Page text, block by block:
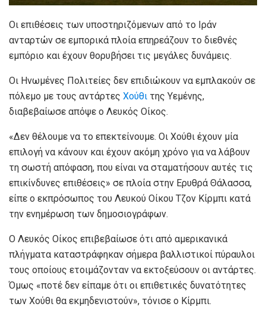
Οι επιθέσεις των υποστηριζόμενων από το Ιράν
ανταρτών σε εμπορικά πλοία επηρεάζουν το διεθνές
εμπόριο και έχουν θορυβήσει τις μεγάλες δυνάμεις.
Οι Ηνωμένες Πολιτείες δεν επιδιώκουν να εμπλακούν σε
πόλεμο με τους αντάρτες Χούθι της Υεμένης,
διαβεβαίωσε απόψε ο Λευκός Οίκος.
«Δεν θέλουμε να το επεκτείνουμε. Οι Χούθι έχουν μία
επιλογή να κάνουν και έχουν ακόμη χρόνο για να λάβουν
τη σωστή απόφαση, που είναι να σταματήσουν αυτές τις
επικίνδυνες επιθέσεις» σε πλοία στην Ερυθρά Θάλασσα,
είπε ο εκπρόσωπος του Λευκού Οίκου Τζον Κίρμπι κατά
την ενημέρωση των δημοσιογράφων.
Ο Λευκός Οίκος επιβεβαίωσε ότι από αμερικανικά
πλήγματα καταστράφηκαν σήμερα βαλλιστικοί πύραυλοι
τους οποίους ετοιμάζονταν να εκτοξεύσουν οι αντάρτες.
Όμως «ποτέ δεν είπαμε ότι οι επιθετικές δυνατότητες
των Χούθι θα εκμηδενιστούν», τόνισε ο Κίρμπι.